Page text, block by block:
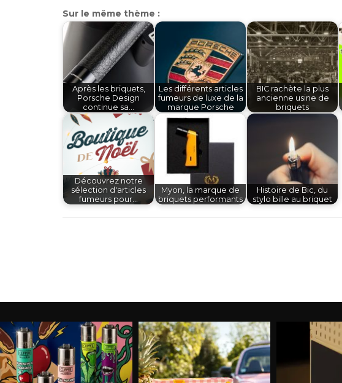
Sur le même thème :
Après les briquets,
Porsche Design
continue sa…
Les différents articles
fumeurs de luxe de la
marque Porsche
BIC rachète la plus
ancienne usine de
briquets
Découvrez notre
sélection d'articles
fumeurs pour…
Myon, la marque de
briquets performants
Histoire de Bic, du
stylo bille au briquet